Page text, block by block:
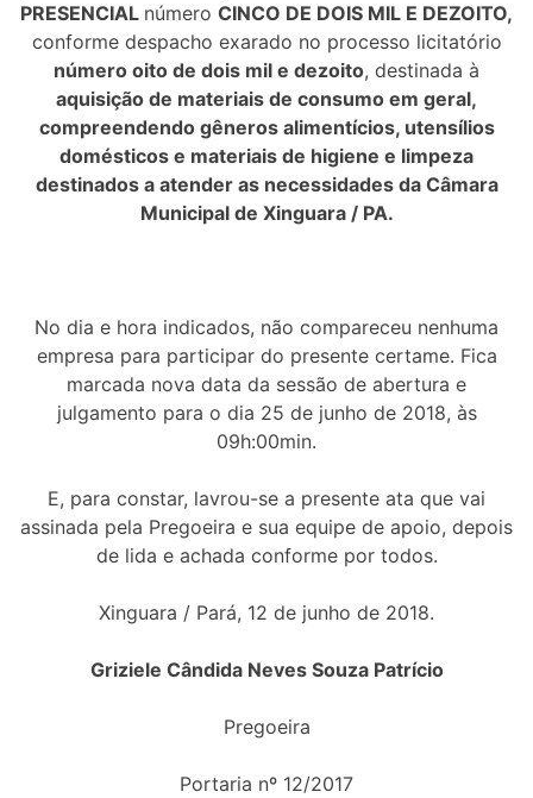
PRESENCIAL número CINCO DE DOIS MIL E DEZOITO,
conforme despacho exarado no processo licitatório
número oito de dois mil e dezoito, destinada à
aquisição de materiais de consumo em geral,
compreendendo gêneros alimentícios, utensílios
domésticos e materiais de higiene e limpeza
destinados a atender as necessidades da Câmara
Municipal de Xinguara / PA.
No dia e hora indicados, não compareceu nenhuma
empresa para participar do presente certame. Fica
marcada nova data da sessão de abertura e
julgamento para o dia 25 de junho de 2018, às
09h:00min.
E, para constar, lavrou-se a presente ata que vai
assinada pela Pregoeira e sua equipe de apoio, depois
de lida e achada conforme por todos.
Xinguara / Pará, 12 de junho de 2018.
Griziele Cândida Neves Souza Patrício
Pregoeira
Portaria nº 12/2017